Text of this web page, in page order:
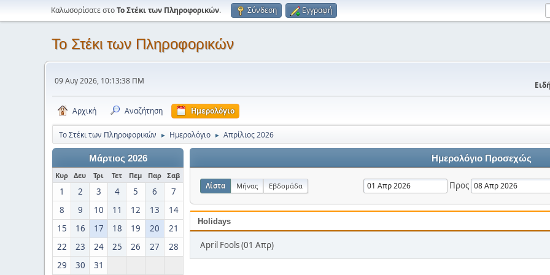
Καλωσορίσατε στοΤο Στέκι των Πληροφορικών. Σύνδεση Εγγραφή
Το Στέκι των Πληροφορικών
09 Αυγ 2026, 10:13:38 ΠΜ
Αρχική Αναζήτηση Ημερολόγιο
Το Στέκι των Πληροφορικών ► Ημερολόγιο ► Απρίλιος 2026
Μάρτιος 2026
Κυρ Δευ Τρι Τετ Πεμ Παρ Σαβ
1 2 3 4 5 6
7
8
9 10 11 12 13
14
15
16 17 18 19 20
21
22
23 24 25 26 27
28
29
30 31
Ημερολόγιο Προσεχώς
Λίστα Μήνας Εβδομάδα Προς
Holidays
April Fools (01 Απρ)